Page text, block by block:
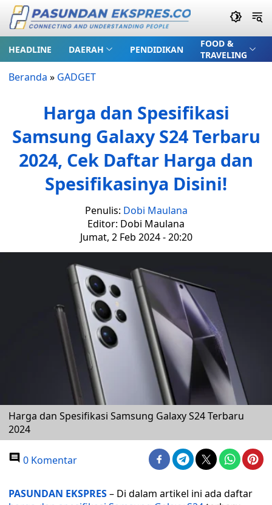
HEADLINE DAERAH PENDIDIKAN
FOOD &
TRAVELING
Beranda » GADGET
Harga dan Spesifikasi
Samsung Galaxy S24 Terbaru
2024, Cek Daftar Harga dan
Spesifikasinya Disini!
Penulis: Dobi Maulana
Editor: Dobi Maulana
Jumat, 2 Feb 2024 - 20:20
Harga dan Spesifikasi Samsung Galaxy S24 Terbaru
2024
0 Komentar
PASUNDAN EKSPRES– Di dalam artikel ini ada daftar